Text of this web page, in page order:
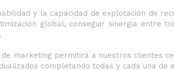
y la capacidad de explotación de
global, conseguir sinergia entre
marketing permitirá a nuestros clientes
completando todas y cada una de